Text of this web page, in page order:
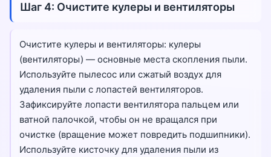
Шаг 4: Очистите кулеры и вентиляторы
Очистите кулеры и вентиляторы: кулеры
(вентиляторы) — основные места скопления пыли.
Используйте пылесос или сжатый воздух для
удаления пыли с лопастей вентиляторов.
Зафиксируйте лопасти вентилятора пальцем или
ватной палочкой, чтобы он не вращался при
очистке (вращение может повредить подшипники).
Используйте кисточку для удаления пыли из